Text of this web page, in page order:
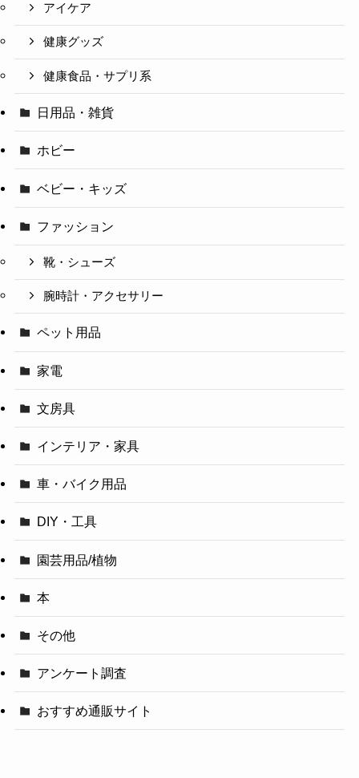
アイケア
健康グッズ
健康食品・サプリ系
日用品・雑貨
ホビー
ベビー・キッズ
ファッション
靴・シューズ
腕時計・アクセサリー
ペット用品
家電
文房具
インテリア・家具
車・バイク用品
DIY・工具
園芸用品/植物
本
その他
アンケート調査
おすすめ通販サイト